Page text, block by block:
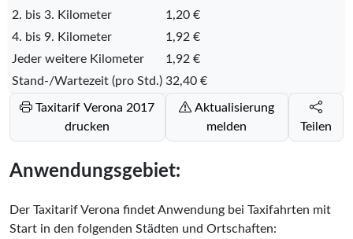
2. bis 3. Kilometer
1,20 €
4. bis 9. Kilometer
1,92 €
Jeder weitere Kilometer
1,92 €
Stand-/Wartezeit (pro Std.) 32,40 €
Taxitarif Verona 2017
drucken
Aktualisierung
melden
Teilen
Anwendungsgebiet:
Der Taxitarif Verona findet Anwendung bei Taxifahrten mit
Start in den folgenden Städten und Ortschaften: